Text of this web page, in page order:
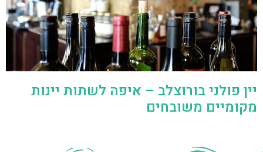
יין פולני בורוצלב – איפה לשתות יינות
מקומיים משובחים